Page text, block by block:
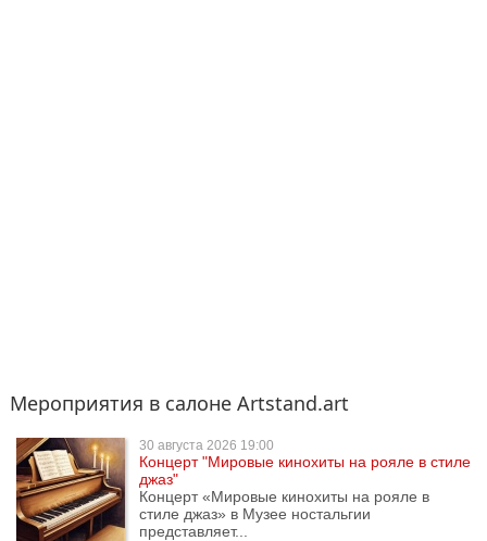
Мероприятия в салоне Artstand.art
30 августа 2026 19:00
Концерт "Мировые кинохиты на рояле в стиле
джаз"
Концерт «Мировые кинохиты на рояле в
стиле джаз» в Музее ностальгии
представляет...